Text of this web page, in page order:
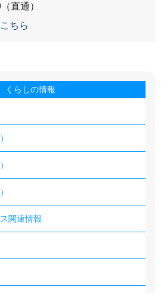
直通）
ちら
くらしの情報
関連情報